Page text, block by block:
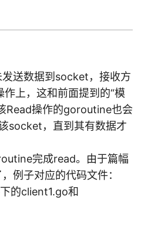
送数据到socket，接收方
上，这和前面提到的“模
Read操作的goroutine也会
socket，直到其有数据才
完成read。由于篇幅
例子对应的代码文件：
的client1.go和